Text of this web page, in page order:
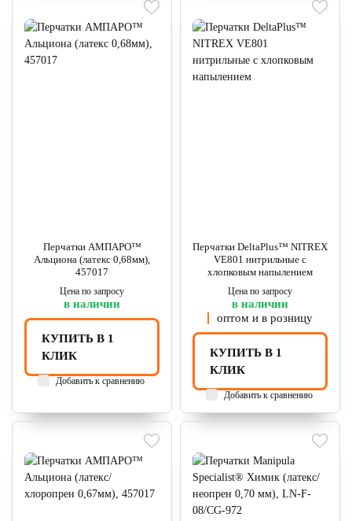
Перчатки АМПАРО™
Альциона (латекс 0,68мм),
457017
Цена по запросу
в наличии
КУПИТЬ В 1
КЛИК
Добавить к сравнению
Перчатки DeltaPlus™ NITREX
VE801 нитрильные с
хлопковым напылением
Цена по запросу
в наличии
оптом и в розницу
КУПИТЬ В 1
КЛИК
Добавить к сравнению